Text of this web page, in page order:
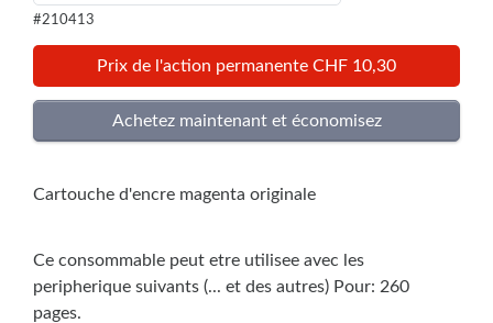
#210413
Prix de l'action permanente CHF 10,30
Cartouche d'encre magenta originale
Ce consommable peut etre utilisee avec les
peripherique suivants (... et des autres) Pour: 260
pages.